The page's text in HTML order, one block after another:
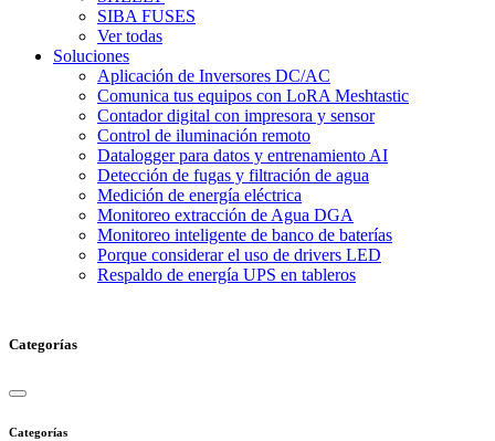
SIBA FUSES
Ver todas
Soluciones
Aplicación de Inversores DC/AC
Comunica tus equipos con LoRA Meshtastic
Contador digital con impresora y sensor
Control de iluminación remoto
Datalogger para datos y entrenamiento AI
Detección de fugas y filtración de agua
Medición de energía eléctrica
Monitoreo extracción de Agua DGA
Monitoreo inteligente de banco de baterías
Porque considerar el uso de drivers LED
Respaldo de energía UPS en tableros
Categorías
Categorías